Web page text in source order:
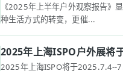
《2025年上半年户外观察报告》
种生活方式的转变，更催...
2025年上海ISPO户外展将
2025年上海ISPO将于2025.7.4--